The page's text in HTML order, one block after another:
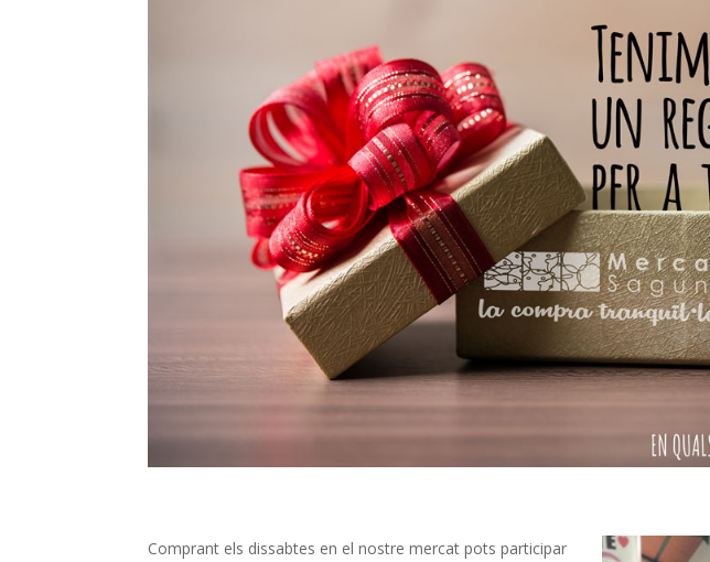
Comprant els dissabtes en el nostre mercat pots participar